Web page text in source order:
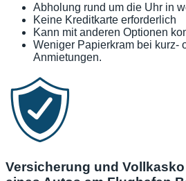
Abholung rund um die Uhr in
Keine Kreditkarte erforderlich
Kann mit anderen Optionen
Weniger Papierkram bei kurz-
Anmietungen.
Versicherung und